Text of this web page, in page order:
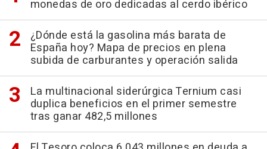
monedas de oro dedicadas al cerdo ibérico
¿Dónde está la gasolina más barata de
España hoy? Mapa de precios en plena
subida de carburantes y operación salida
La multinacional siderúrgica Ternium casi
duplica beneficios en el primer semestre
tras ganar 482,5 millones